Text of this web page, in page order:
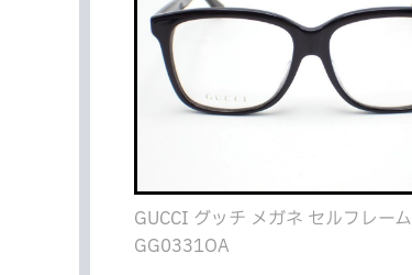
GUCCI グッチ メガネ セルフレーム
GG0331OA